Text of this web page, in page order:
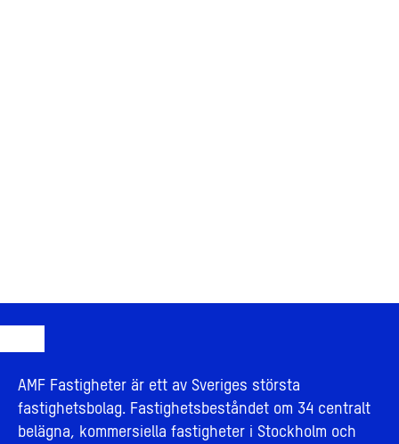
AMF Fastigheter är ett av Sveriges största
fastighetsbolag. Fastighetsbeståndet om 34 centralt
belägna, kommersiella fastigheter i Stockholm och